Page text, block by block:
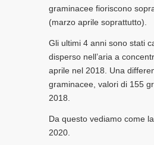
graminacee fioriscono
(marzo aprile soprattutto).
Gli ultimi 4 anni sono stati
disperso nell’aria a
aprile nel 2018. Una
graminacee, valori di 155
2018.
Da questo vediamo come
2020.